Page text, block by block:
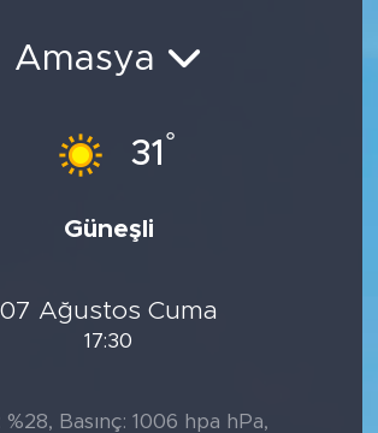
Amasya
31 °
Güneşli
07 Ağustos Cuma
17:30
%28, Basınç: 1006 hpa hPa,
Haberleri